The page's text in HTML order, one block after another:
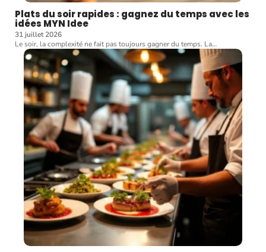
Plats du soir rapides : gagnez du temps avec les
idées MYN Idee
31 juillet 2026
Le soir, la complexité ne fait pas toujours gagner du temps. La…